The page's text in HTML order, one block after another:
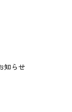
知らせ